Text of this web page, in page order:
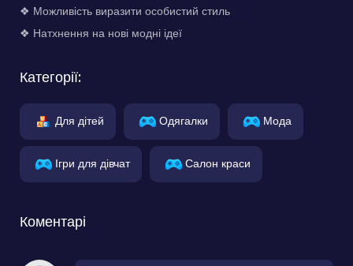
❖ Можливість виразити особистий стиль
❖ Натхнення на нові модні ідеї
Категорії:
Для дітей Одягалки Мода
Ігри для дівчат Салон краси
Коментарі